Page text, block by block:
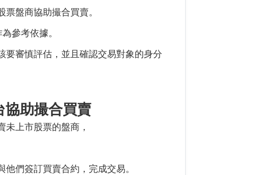
盤商協助撮合買賣。
參考依據。
要審慎評估，並且確認交易對象的身分
協助撮合買賣
上市股票的盤商，
們簽訂買賣合約，完成交易。